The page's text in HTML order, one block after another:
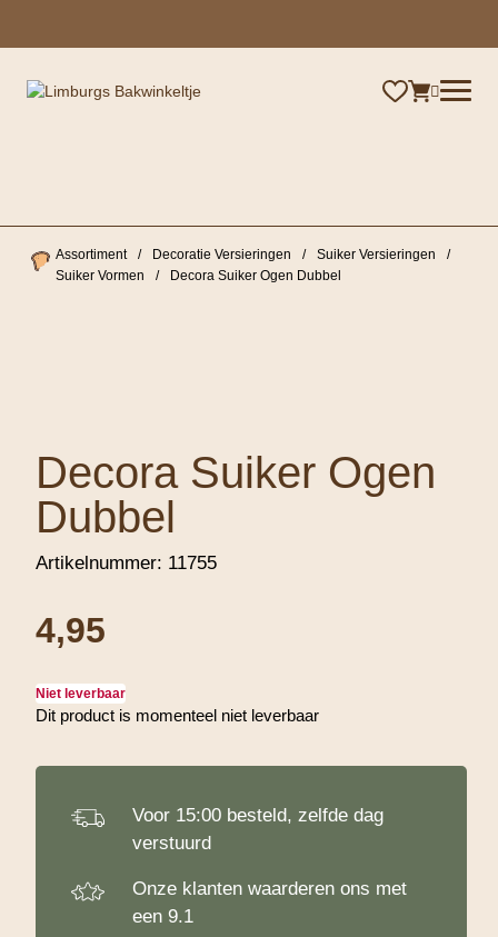
Assortiment / Decoratie Versieringen / Suiker Versieringen
/
Suiker Vormen
/ Decora Suiker Ogen Dubbel
Decora Suiker Ogen
Dubbel
Artikelnummer: 11755
4,95
Niet leverbaar
Dit product is momenteel niet leverbaar
Let op!
Voor 15:00 besteld, zelfde dag
verstuurd
Onze klanten waarderen ons met
een 9.1